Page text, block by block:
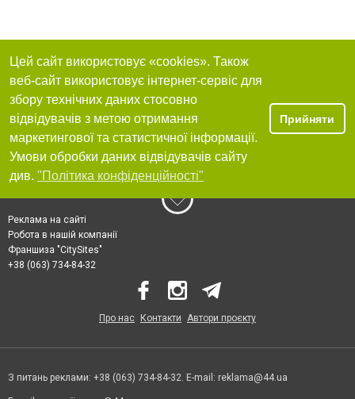
Цей сайт використовує «cookies». Також
веб-сайт використовує інтернет-сервіс для
збору технічних даних стосовно
відвідувачів з метою отримання
маркетингової та статистичної інформації.
Умови обробки даних відвідувачів сайту
див. "Політика конфіденційності"
Прийняти
Реклама на сайті
Робота в нашій компанії
Франшиза "CitySites"
+38 (063) 734-84-32
Про нас Контакти Автори проєкту
З питань реклами: +38 (063) 734-84-32. E-mail: reklama@44.ua